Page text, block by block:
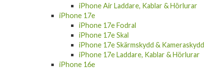
iPhone Air Laddare, Kablar & Hörlurar
iPhone 17e
iPhone 17e Fodral
iPhone 17e Skal
iPhone 17e Skärmskydd & Kameraskydd
iPhone 17e Laddare, Kablar & Hörlurar
iPhone 16e